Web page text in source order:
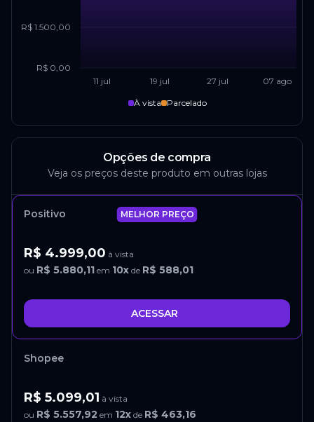
11 jul 19 jul 27 jul 07 ago
R$ 0,00
R$ 1.500,00
À vista Parcelado
Opções de compra
Veja os preços deste produto em outras lojas
Positivo MELHOR PREÇO
R$ 4.999,00 à vista
ou R$ 5.880,11 em 10x de R$ 588,01
ACESSAR
Shopee
R$ 5.099,01 à vista
ou R$ 5.557,92 em 12x de R$ 463,16